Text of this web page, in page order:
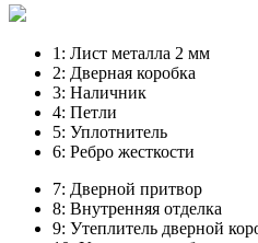
1: Лист металла 2 мм
2: Дверная коробка
3: Наличник
4: Петли
5: Уплотнитель
6: Ребро жесткости
7: Дверной притвор
8: Внутренняя отделка
9: Утеплитель дверной